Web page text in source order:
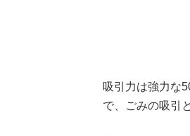
吸引力は強力な
で、ごみの吸引